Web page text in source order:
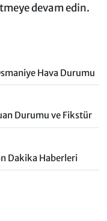
devam edin.
Hava Durumu
Durumu ve Fikstür
Dakika Haberleri